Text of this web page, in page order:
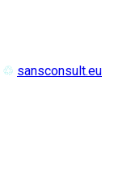
♲ sansconsult.eu